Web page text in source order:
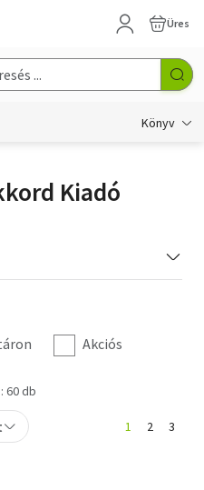
Üres
Könyv
Kiadó
Akciós
60 db
1 2 3